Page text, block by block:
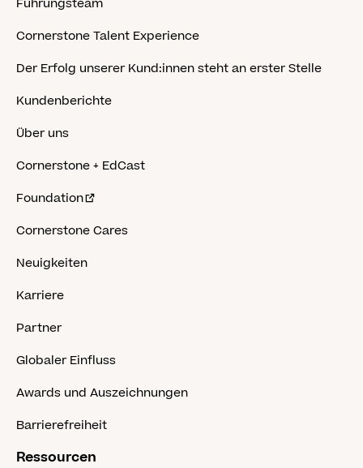
Führungsteam
Cornerstone Talent Experience
Der Erfolg unserer Kund:innen steht an erster Stelle
Kundenberichte
Über uns
Cornerstone + EdCast
Foundation
Cornerstone Cares
Neuigkeiten
Karriere
Partner
Globaler Einfluss
Awards und Auszeichnungen
Barrierefreiheit
Ressourcen